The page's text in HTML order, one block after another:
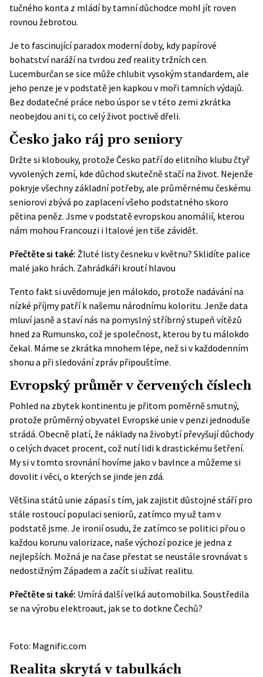
tučného konta z mládí by tamní důchodce mohl jít roven
rovnou žebrotou.
Je to fascinující paradox moderní doby, kdy papírové
bohatství naráží na tvrdou zeď reality tržních cen.
Lucemburčan se sice může chlubit vysokým standardem, ale
jeho penze je v podstatě jen kapkou v moři tamních výdajů.
Bez dodatečné práce nebo úspor se v této zemi zkrátka
neobejdou ani ti, co celý život poctivě dřeli.
Česko jako ráj pro seniory
Držte si klobouky, protože Česko patří do elitního klubu čtyř
vyvolených zemí, kde důchod skutečně stačí na život. Nejenže
pokryje všechny základní potřeby, ale průměrnému českému
seniorovi zbývá po zaplacení všeho podstatného skoro
pětina peněz. Jsme v podstatě evropskou anomálií, kterou
nám mohou Francouzi i Italové jen tiše závidět.
Přečtěte si také: Žluté listy česneku v květnu? Sklidíte palice
malé jako hrách. Zahrádkáři kroutí hlavou
Tento fakt si uvědomuje jen málokdo, protože nadávání na
nízké příjmy patří k našemu národnímu koloritu. Jenže data
mluví jasně a staví nás na pomyslný stříbrný stupeň vítězů
hned za Rumunsko, což je společnost, kterou by tu málokdo
čekal. Máme se zkrátka mnohem lépe, než si v každodenním
shonu a při sledování zpráv připouštíme.
Evropský průměr v červených číslech
Pohled na zbytek kontinentu je přitom poměrně smutný,
protože průměrný obyvatel Evropské unie v penzi jednoduše
strádá. Obecně platí, že náklady na živobytí převyšují důchody
o celých dvacet procent, což nutí lidi k drastickému šetření.
My si v tomto srovnání hovíme jako v bavlnce a můžeme si
dovolit i věci, o kterých se jinde jen zdá.
Většina států unie zápasí s tím, jak zajistit důstojné stáří pro
stále rostoucí populaci seniorů, zatímco my už tam v
podstatě jsme. Je ironií osudu, že zatímco se politici přou o
každou korunu valorizace, naše výchozí pozice je jedna z
nejlepších. Možná je na čase přestat se neustále srovnávat s
nedostižným Západem a začít si užívat realitu.
Přečtěte si také: Umírá další velká automobilka. Soustředila
se na výrobu elektroaut, jak se to dotkne Čechů?
Foto: Magnific.com
Realita skrytá v tabulkách